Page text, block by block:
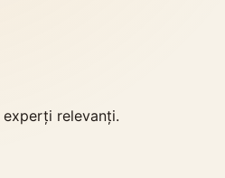
relevanți.